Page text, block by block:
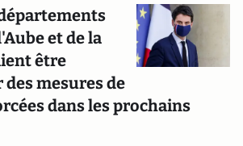
et de la
être
mesures de
dans les prochains